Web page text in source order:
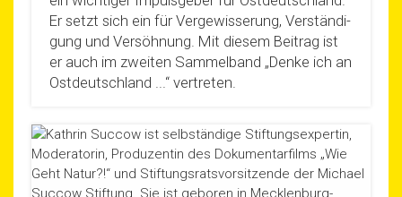
Er setzt sich ein für Ver­ge­wis­se­rung, Ver­stän­di­
gung und Ver­söh­nung. Mit die­sem Bei­trag ist
er auch im zwei­ten Sam­mel­band „Den­ke ich an
Ost­deutsch­land ...“ vertreten.